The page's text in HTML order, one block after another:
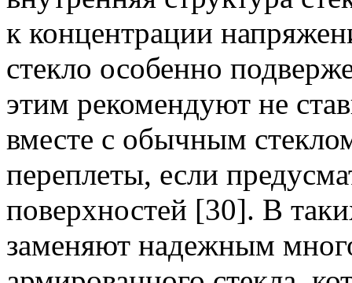
к концентрации
стекло особенно
этим рекомендуют не
вместе с обычным
переплеты, если
поверхностей [30]. В
заменяют надежным